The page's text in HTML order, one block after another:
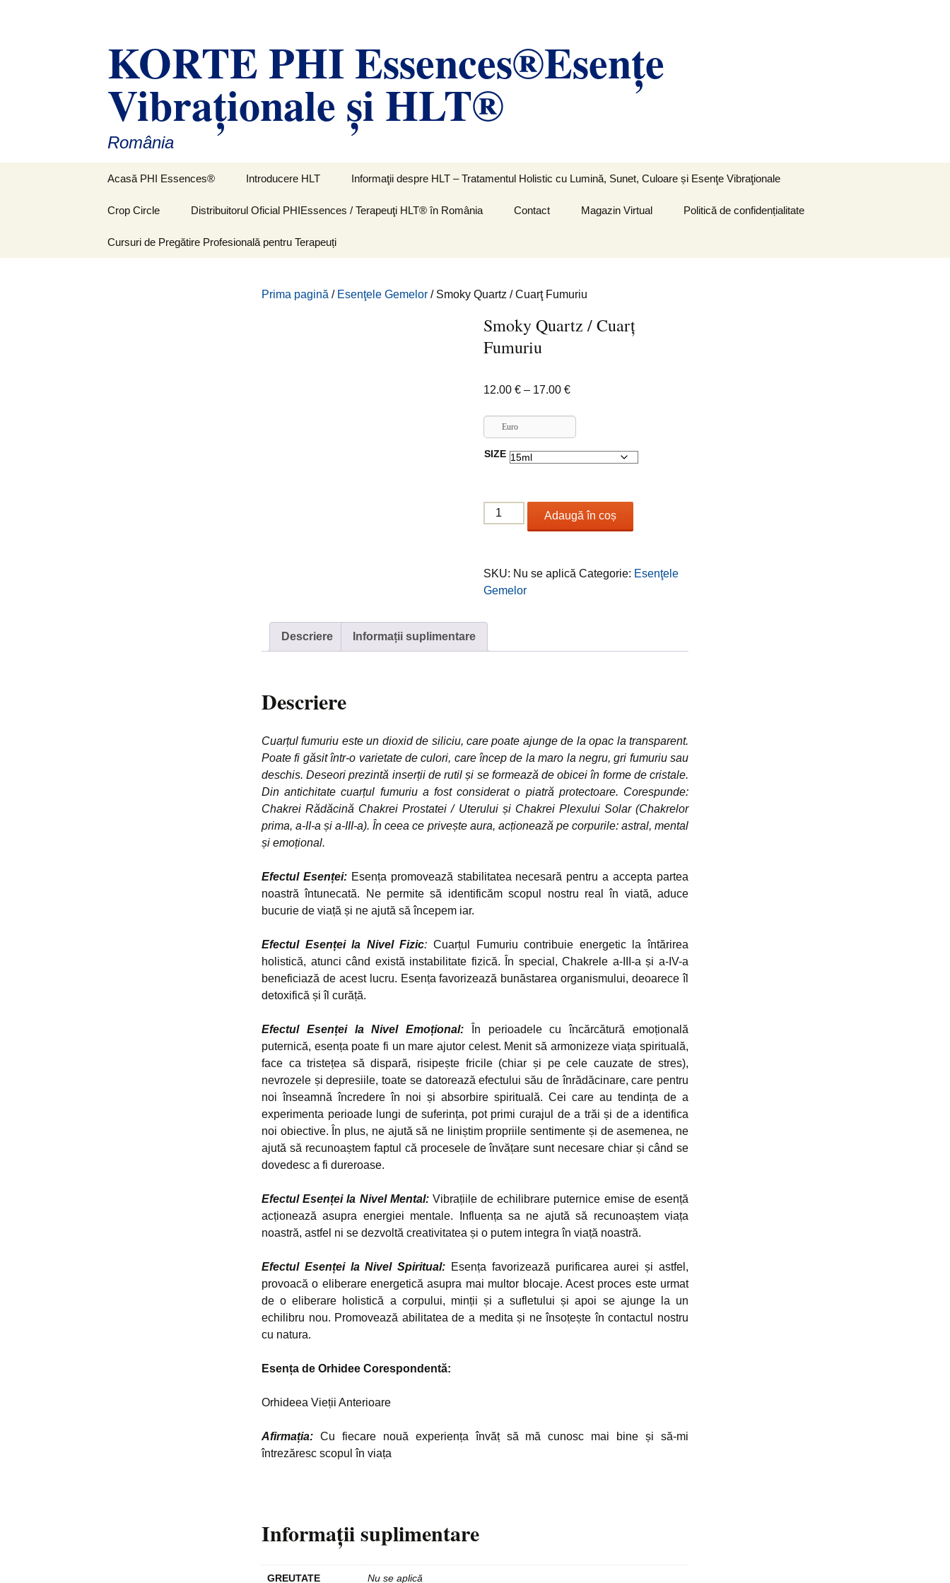
KORTE PHI Essences®Esenţe
Vibraţionale și HLT®
România
Acasă PHI Essences® Introducere HLT Informaţii despre HLT – Tratamentul Holistic cu Lumină, Sunet, Culoare și Esenţe Vibraţionale
Crop Circle Distribuitorul Oficial PHIEssences / Terapeuţi HLT® în România Contact Magazin Virtual Politică de confidențialitate
Cursuri de Pregătire Profesională pentru Terapeuți
Prima pagină / Esenţele Gemelor / Smoky Quartz / Cuarţ Fumuriu
Smoky Quartz / Cuarţ
Fumuriu
12.00€ – 17.00€Interval
12.00 €
Euro
SIZE
Cantitate
Smoky
Cuarţ
Fumuriu
Adaugă în coș
SKU: Nu se aplică Categorie: Esenţele
Gemelor
Descriere Informații suplimentare
Descriere
Cuarțul fumuriu este un dioxid de siliciu, care poate ajunge de la opac la transparent.
Poate fi găsit într-o varietate de culori, care încep de la maro la negru, gri fumuriu sau
deschis. Deseori prezintă inserții de rutil și se formează de obicei în forme de cristale.
Din antichitate cuarțul fumuriu a fost considerat o piatră protectoare. Corespunde:
Chakrei Rădăcină Chakrei Prostatei / Uterului și Chakrei Plexului Solar (Chakrelor
prima, a-II-a și a-III-a). În ceea ce privește aura, acționează pe corpurile: astral, mental
și emoțional.
Efectul Esenței: Esența promovează stabilitatea necesară pentru a accepta partea
noastră întunecată. Ne permite să identificăm scopul nostru real în viată, aduce
bucurie de viață și ne ajută să începem iar.
Efectul Esenței la Nivel Fizic:Cuarțul Fumuriu contribuie energetic la întărirea
holistică, atunci când există instabilitate fizică. În special, Chakrele a-III-a și a-IV-a
beneficiază de acest lucru. Esența favorizează bunăstarea organismului, deoarece îl
detoxifică și îl curăță.
Efectul Esenței la Nivel Emoțional:
În perioadele cu încărcătură emoțională
puternică, esența poate fi un mare ajutor celest. Menit să armonizeze viața spirituală,
face ca tristețea să dispară, risipește fricile (chiar și pe cele cauzate de stres),
nevrozele și depresiile, toate se datorează efectului său de înrădăcinare, care pentru
noi înseamnă încredere în noi și absorbire spirituală. Cei care au tendința de a
experimenta perioade lungi de suferința, pot primi curajul de a trăi și de a identifica
noi obiective. În plus, ne ajută să ne liniștim propriile sentimente și de asemenea, ne
ajută să recunoaștem faptul că procesele de învățare sunt necesare chiar și când se
dovedesc a fi dureroase.
Efectul Esenței la Nivel Mental: Vibrațiile de echilibrare puternice emise de esență
acționează asupra energiei mentale. Influența sa ne ajută să recunoaștem viața
noastră, astfel ni se dezvoltă creativitatea și o putem integra în viață noastră.
Efectul Esenței la Nivel Spiritual: Esența favorizează purificarea aurei și astfel,
provoacă o eliberare energetică asupra mai multor blocaje. Acest proces este urmat
de o eliberare holistică a corpului, minții și a sufletului și apoi se ajunge la un
echilibru nou. Promovează abilitatea de a medita și ne însoțește în contactul nostru
cu natura.
Esența de Orhidee Corespondentă:
Orhideea Vieții Anterioare
Afirmația: Cu fiecare nouă experiența învăț să mă cunosc mai bine și să-mi
întrezăresc scopul în viața
Informații suplimentare
GREUTATE Nu se aplică